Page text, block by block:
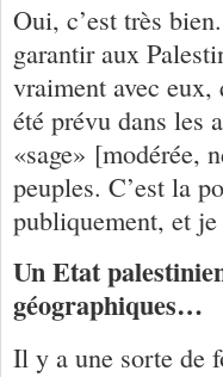
Oui, c’est très
garantir aux
vraiment avec
été prévu dans les
«sage» [modérée,
peuples. C’est la
publiquement, et
Un Etat
géographiques…
Il y a une sorte de